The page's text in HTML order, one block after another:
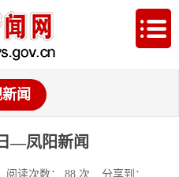
闻
—凤阳新闻
阅读次数： 88 次 分享到：